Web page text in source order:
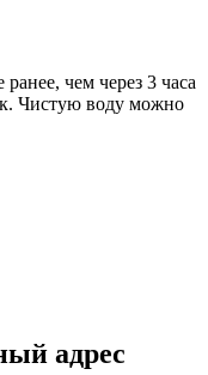
чем через 3 часа
Чистую воду можно
адрес